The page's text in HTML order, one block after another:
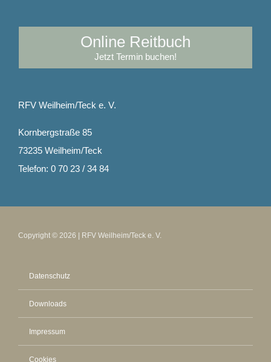
Online Reitbuch
Jetzt Termin buchen!
RFV Weilheim/Teck e. V.
Kornbergstraße 85
73235 Weilheim/Teck
Telefon: 0 70 23 / 34 84
Copyright © 2026 | RFV Weilheim/Teck e. V.
Datenschutz
Downloads
Impressum
Cookies